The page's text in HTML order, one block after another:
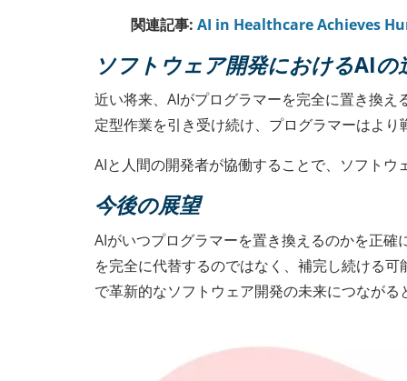
関連記事: AI in Healthcare Achieves
ソフトウェア開発におけるAIの
近い将来、AIがプログラマーを完全に置き換
定型作業を引き受け続け、プログラマーはよ
AIと人間の開発者が協働することで、ソフト
今後の展望
AIがいつプログラマーを置き換えるのかを正
を完全に代替するのではなく、補完し続ける
で革新的なソフトウェア開発の未来につながる